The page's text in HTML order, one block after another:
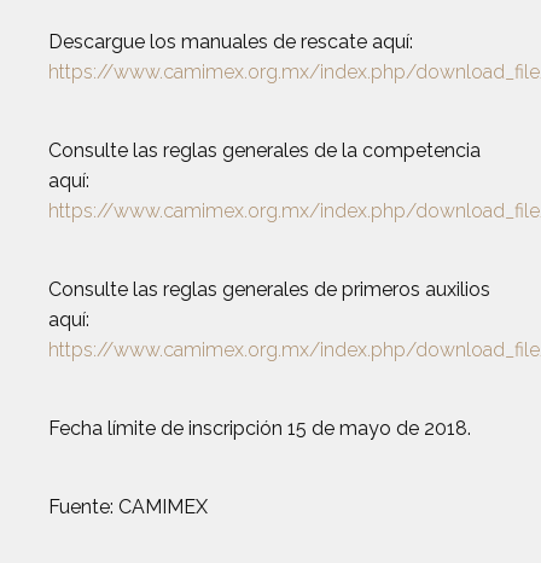
Descargue los manuales de rescate aquí:
https://www.camimex.org.mx/index.php/
Consulte las reglas generales de la competencia
aquí:
https://www.camimex.org.mx/index.php/
Consulte las reglas generales de primeros auxilios
aquí:
https://www.camimex.org.mx/index.php/
Fecha límite de inscripción 15 de mayo de 2018.
Fuente: CAMIMEX